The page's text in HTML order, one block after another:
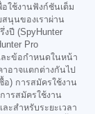
ใช้งานฟังก์ชันเต็ม
นุนของเราผ่าน
งปี (SpyHunter
Pro
ละข้อกำหนดในหน้า
าอาจแตกต่างกันไป
อ) การสมัครใช้งาน
ารสมัครใช้งาน
สำหรับระยะเวลา